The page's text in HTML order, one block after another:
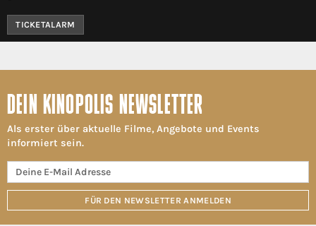
TICKETALARM
DEIN KINOPOLIS NEWSLETTER
Als erster über aktuelle Filme, Angebote und Events
informiert sein.
FÜR DEN NEWSLETTER ANMELDEN